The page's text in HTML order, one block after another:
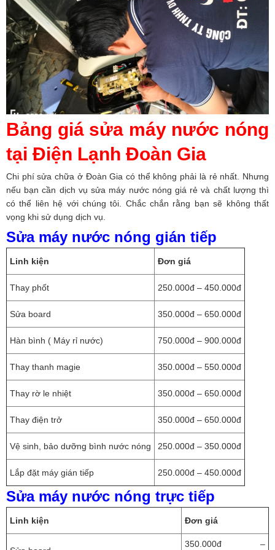
Bảng giá sửa máy nước nóng
tại Điện Lạnh Đoàn Gia
Chi phí sửa chữa ở Đoàn Gia có thể không phải là rẻ nhất. Nhưng
nếu bạn cần dịch vụsửa máy nước nóng giá rẻ và chất lượng thì
có thể liên hệ với chúng tôi. Chắc chắn rằng bạn sẽ không thất
vọng khi sử dụng dịch vụ.
Sửa máy nước nóng gián tiếp
Linh kiện Đơn giá
Thay phốt 250.000đ – 450.000đ
Sửa board 350.000đ – 650.000đ
Hàn bình ( Máy rỉ nước) 750.000đ – 900.000đ
Thay thanh magie 350.000đ – 550.000đ
Thay rờ le nhiệt 350.000đ – 650.000đ
Thay điện trở 350.000đ – 650.000đ
Vệ sinh, bảo dưỡng bình nước nóng 250.000đ – 350.000đ
Lắp đặt máy gián tiếp 250.000đ – 450.000đ
Sửa máy nước nóng trực tiếp
Linh kiện Đơn giá
350.000đ –